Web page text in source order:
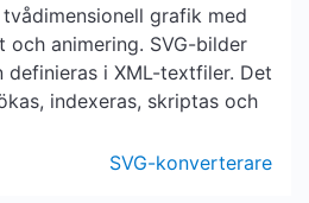
grafik med
animering. SVG-bilder
definieras i XML-textfiler. Det
indexeras, skriptas och
SVG-konverterare